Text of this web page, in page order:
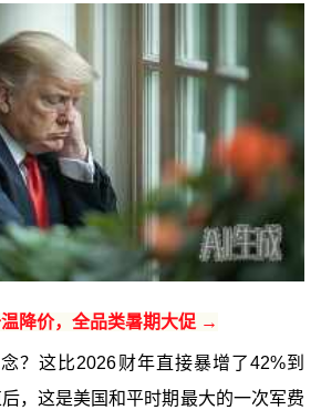
降价，全品类暑期大促 →
？这比2026财年直接暴增了42%到
，这是美国和平时期最大的一次军费